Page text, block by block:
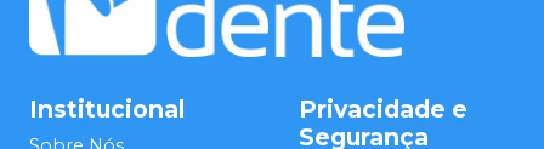
Institucional
Privacidade e
Segurança